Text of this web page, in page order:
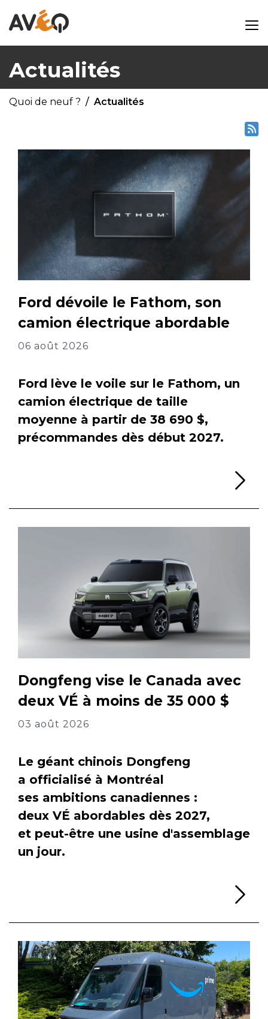
Actualités
Quoi de neuf ? Actualités
Ford dévoile le Fathom, son
camion électrique abordable
06 août 2026
Ford lève le voile sur le Fathom, un
camion électrique de taille
moyenne à partir de 38 690 $,
précommandes dès début 2027.
Dongfeng vise le Canada avec
deux VÉ à moins de 35 000 $
03 août 2026
Le géant chinois Dongfeng
a officialisé à Montréal
ses ambitions canadiennes :
deux VÉ abordables dès 2027,
et peut-être une usine d'assemblage
un jour.